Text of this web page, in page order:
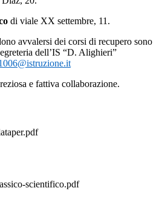
di viale XX settembre, 11.
avvalersi dei corsi di recupero sono
dell’IS “D. Alighieri”
e fattiva collaborazione.
scientifico.pdf